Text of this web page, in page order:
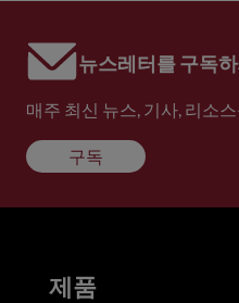
뉴스레터를 구독
매주 최신 뉴스, 기사, 리소
구독
제품